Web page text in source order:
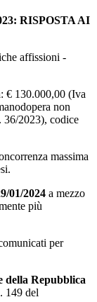
RISPOSTA AI
affissioni -
€ 130.000,00 (Iva
non
36/2023), codice
massima
01/2024 a mezzo
più
per
della Repubblica
149 del